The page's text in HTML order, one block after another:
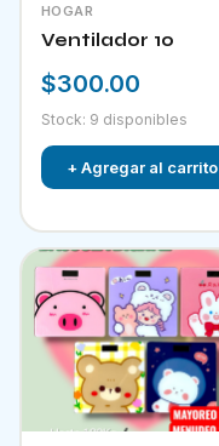
HOGAR
Ventilador 10
$300.00
Stock: 9 disponibles
+ Agregar al carrito